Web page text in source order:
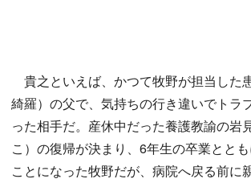
貴之といえば、かつて牧野が担当した
綺羅）の父で、気持ちの行き違いでトラ
った相手だ。産休中だった養護教諭の岩
こ）の復帰が決まり、6年生の卒業とと
ことになった牧野だが、病院へ戻る前に